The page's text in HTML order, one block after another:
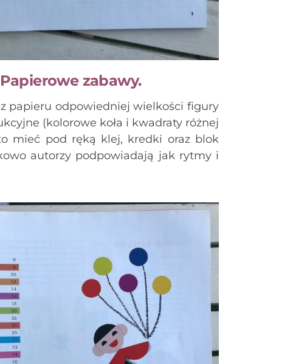
zabawy.
papieru odpowiedniej wielkości figury
(kolorowe koła i kwadraty różnej
mieć pod ręką klej, kredki oraz blok
autorzy podpowiadają jak rytmy i